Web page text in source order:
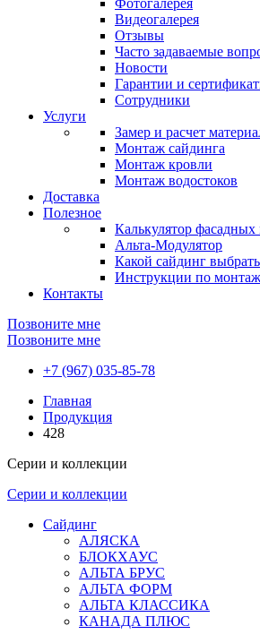
Фотогалерея
Видеогалерея
Отзывы
Часто задаваемые
Новости
Гарантии и
Сотрудники
Услуги
Замер и расчет
Монтаж сайдинга
Монтаж кровли
Монтаж водостоков
Доставка
Полезное
Калькулятор фасадных
Альта-Модулятор
Какой сайдинг выбрать
Инструкции по
Контакты
Позвоните мне
Позвоните мне
+7 (967) 035-85-78
Главная
Продукция
428
Серии и коллекции
Серии и коллекции
Сайдинг
АЛЯСКА
БЛОКХАУС
АЛЬТА БРУС
АЛЬТА ФОРМ
АЛЬТА КЛАССИКА
КАНАДА ПЛЮС